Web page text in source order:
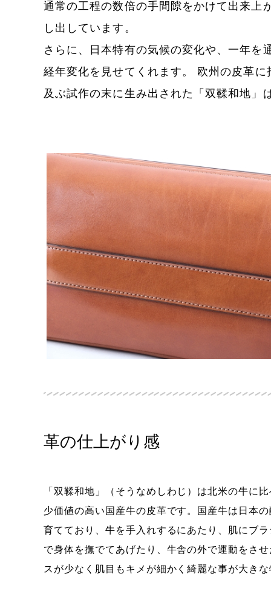
通常の工程の数倍の手間隙をかけて出来上
し出しています。
さらに、日本特有の気候の変化や、一年を
経年変化を見せてくれます。 欧州の皮革
及ぶ試作の末に生み出された「双鞣和地」
革の仕上がり感
「双鞣和地」（そうなめしわじ）は北米の牛に
少価値の高い国産牛の皮革です。国産牛は日本
育てており、牛を手入れするにあたり、肌にブ
で身体を撫でてあげたり、牛舎の外で運動をさ
スが少なく肌目もキメが細かく綺麗な事が大き